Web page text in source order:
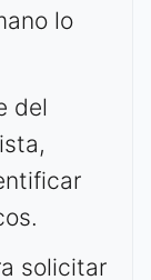
lo
del
solicitar